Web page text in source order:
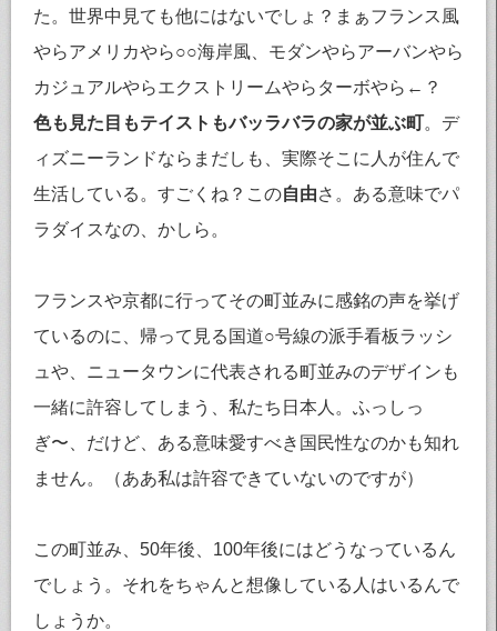
た。世界中見ても他にはないでしょ？まぁフランス風
やらアメリカやら○○海岸風、モダンやらアーバンやら
カジュアルやらエクストリームやらターボやら←？
色も見た目もテイストもバッラバラの家が並ぶ町。デ
ィズニーランドならまだしも、実際そこに人が住んで
生活している。すごくね？この自由さ。ある意味でパ
ラダイスなの、かしら。
フランスや京都に行ってその町並みに感銘の声を挙げ
ているのに、帰って見る国道○号線の派手看板ラッシ
ュや、ニュータウンに代表される町並みのデザインも
一緒に許容してしまう、私たち日本人。ふっしっ
ぎ〜、だけど、ある意味愛すべき国民性なのかも知れ
ません。（ああ私は許容できていないのですが）
この町並み、50年後、100年後にはどうなっているん
でしょう。それをちゃんと想像している人はいるんで
しょうか。